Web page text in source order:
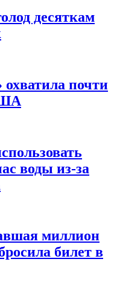
десяткам
почти
воды из-за
миллион
билет в